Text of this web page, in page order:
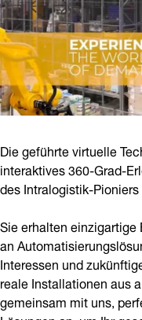
Die geführte virtuelle
interaktives 360-Grad-
des Intralogistik-
Sie erhalten
an
Interessen und
reale Installationen aus
gemeinsam mit uns,